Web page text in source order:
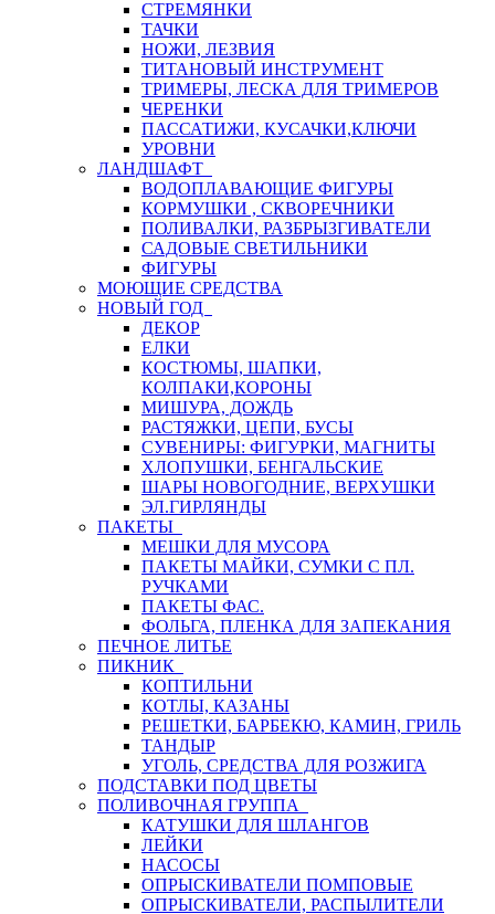
СТРЕМЯНКИ
ТАЧКИ
НОЖИ, ЛЕЗВИЯ
ТИТАНОВЫЙ ИНСТРУМЕНТ
ТРИМЕРЫ, ЛЕСКА ДЛЯ ТРИМЕРОВ
ЧЕРЕНКИ
ПАССАТИЖИ, КУСАЧКИ,КЛЮЧИ
УРОВНИ
ЛАНДШАФТ
ВОДОПЛАВАЮЩИЕ ФИГУРЫ
КОРМУШКИ , СКВОРЕЧНИКИ
ПОЛИВАЛКИ, РАЗБРЫЗГИВАТЕЛИ
САДОВЫЕ СВЕТИЛЬНИКИ
ФИГУРЫ
МОЮЩИЕ СРЕДСТВА
НОВЫЙ ГОД
ДЕКОР
ЕЛКИ
КОСТЮМЫ, ШАПКИ,
КОЛПАКИ,КОРОНЫ
МИШУРА, ДОЖДЬ
РАСТЯЖКИ, ЦЕПИ, БУСЫ
СУВЕНИРЫ: ФИГУРКИ, МАГНИТЫ
ХЛОПУШКИ, БЕНГАЛЬСКИЕ
ШАРЫ НОВОГОДНИЕ, ВЕРХУШКИ
ЭЛ.ГИРЛЯНДЫ
ПАКЕТЫ
МЕШКИ ДЛЯ МУСОРА
ПАКЕТЫ МАЙКИ, СУМКИ С ПЛ.
РУЧКАМИ
ПАКЕТЫ ФАС.
ФОЛЬГА, ПЛЕНКА ДЛЯ ЗАПЕКАНИЯ
ПЕЧНОЕ ЛИТЬЕ
ПИКНИК
КОПТИЛЬНИ
КОТЛЫ, КАЗАНЫ
РЕШЕТКИ, БАРБЕКЮ, КАМИН, ГРИЛЬ
ТАНДЫР
УГОЛЬ, СРЕДСТВА ДЛЯ РОЗЖИГА
ПОДСТАВКИ ПОД ЦВЕТЫ
ПОЛИВОЧНАЯ ГРУППА
КАТУШКИ ДЛЯ ШЛАНГОВ
ЛЕЙКИ
НАСОСЫ
ОПРЫСКИВАТЕЛИ ПОМПОВЫЕ
ОПРЫСКИВАТЕЛИ, РАСПЫЛИТЕЛИ